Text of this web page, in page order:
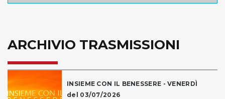
ARCHIVIO TRASMISSIONI
INSIEME CON IL BENESSERE - VENERDÌ
del 03/07/2026